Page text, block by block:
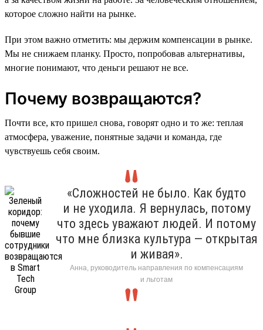
которое сложно найти на рынке.
При этом важно отметить: мы держим компенсации в рынке.
Мы не снижаем планку. Просто, попробовав альтернативы,
многие понимают, что деньги решают не все.
Почему возвращаются?
Почти все, кто пришел снова, говорят одно и то же: теплая
атмосфера, уважение, понятные задачи и команда, где
чувствуешь себя своим.
«Сложностей не было. Как будто
и не уходила. Я вернулась, потому
что здесь уважают людей. И потому
что мне близка культура — открытая
и живая».
Анна, руководитель направления по компенсациям
и льготам